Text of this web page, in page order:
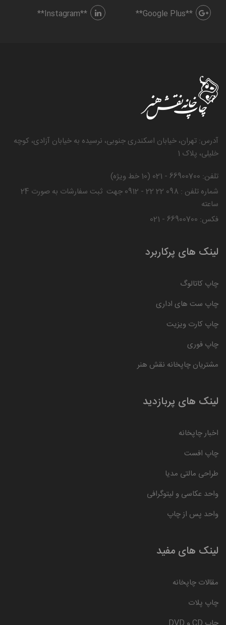
**Google Plus**
**Instagram**
آدرس: تهران، خیابان اسکندری جنوبی، نرسیده به خیابان آزادی، کوچه
خلیلی، پلاک 1
تلفن: 66900700 - 021 (10 خط ویژه)
شماره تلفن : 098 22 22 - 0912 جهت ثبت سفارشات به صورت 24
ساعته
فکس: 66900700 - 021
لینک های پرکاربرد
چاپ کاتالوگ
چاپ ست های اداری
چاپ کارت ویزیت
چاپ فوری
مشتریان چاپخانه نقش هنر
لینک های پربازدید
اخبار چاپخانه
چاپ افست
طراحی مالتی مدیا
واحد عکاسی و لیتوگرافی
واحد پس از چاپ
لینک های مفید
مقالات چاپخانه
چاپ پلات